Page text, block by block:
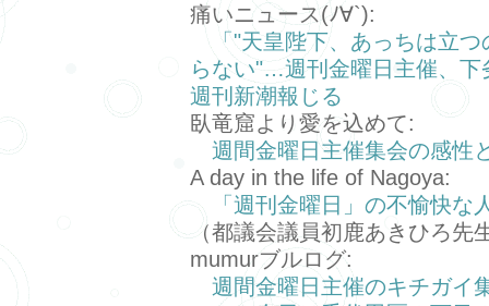
痛いニュース(ﾉ∀`):
「"天皇陛下、あっちは立つ
らない"…週刊金曜日主催、下
週刊新潮報じる
臥竜窟より愛を込めて:
週間金曜日主催集会の感性
A day in the life of Nagoya:
「週刊金曜日」の不愉快な
（都議会議員初鹿あきひろ先
mumurブルログ:
週間金曜日主催のキチガ